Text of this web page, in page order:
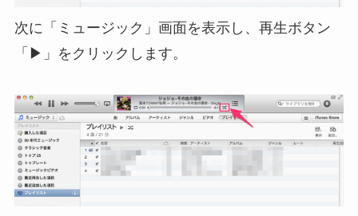
次に「ミュージック」画面を表示し、再生ボタン
「▶」をクリックします。